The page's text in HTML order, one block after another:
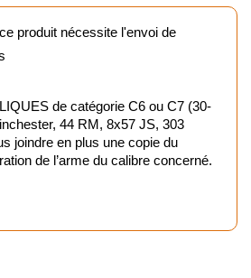
produit nécessite l'envoi de
de catégorie C6 ou C7 (30-
44 RM, 8x57 JS, 303
joindre en plus une copie du
de l’arme du calibre concerné.